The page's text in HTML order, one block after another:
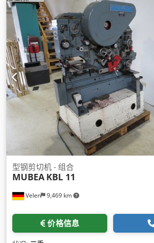
Velen 9,469 km
型钢剪切机 - 组合
MUBEA KBL 11
价格信息